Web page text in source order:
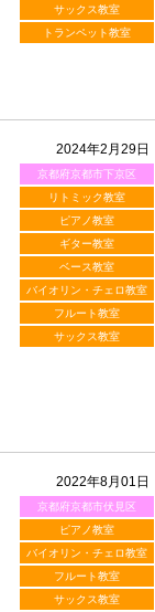
サックス教室
トランペット教室
2024年2月29日
京都府京都市下京区
リトミック教室
ピアノ教室
ギター教室
ベース教室
バイオリン・チェロ教室
フルート教室
サックス教室
2022年8月01日
京都府京都市伏見区
ピアノ教室
バイオリン・チェロ教室
フルート教室
サックス教室